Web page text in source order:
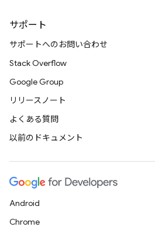
サポート
サポートへのお問い合わせ
Stack Overflow
Google Group
リリースノート
よくある質問
以前のドキュメント
Android
Chrome